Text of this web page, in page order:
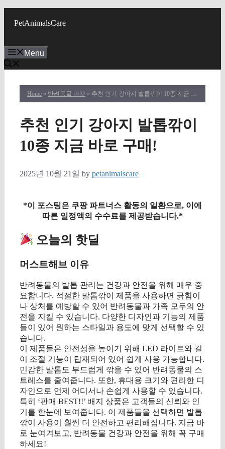
PetAnimalsCare
Menu
Home » 반려동물 마켓 » 추천 인기 강아지 발톱깎이 10종 지금 바로 구매!
추천 인기 강아지 발톱깎이
10종 지금 바로 구매!
2025년 10월 21일 by petanimalscare
*이 포스팅은 쿠팡 파트너스 활동의 일환으로, 이에
따른 일정액의 수수료를 제공받습니다.*
오늘의 핫딜
머스트해브 이유
반려동물의 발톱 관리는 건강과 안전을 위해 매우 중
요합니다. 적절한 발톱깎이 제품을 사용하면 긁힘이
나 상처를 예방할 수 있어 반려동물과 가족 모두의 안
전을 지킬 수 있습니다. 다양한 디자인과 기능의 제품
들이 있어 원하는 스타일과 용도에 맞게 선택할 수 있
습니다.
이 제품들은 안전성을 높이기 위해 LED 라이트와 길
이 조절 기능이 탑재되어 있어 쉽게 사용 가능합니다.
민감한 발톱도 부드럽게 깎을 수 있어 반려동물의 스
트레스를 줄여줍니다. 또한, 휴대용 크기와 편리한 디
자인으로 언제 어디서나 손쉽게 사용할 수 있습니다.
특히 ‘판매 BEST!!’ 배지 상품은 고객들의 신뢰와 인
기를 한눈에 보여줍니다. 이 제품들을 선택하면 발톱
깎이 사용이 훨씬 더 안전하고 편리해집니다. 지금 바
로 눈여겨보고, 반려동물 건강과 안전을 위해 꼭 구매
하세요!